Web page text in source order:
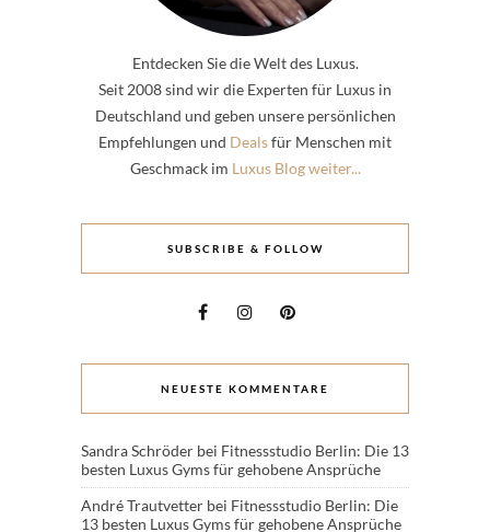
Entdecken Sie die Welt des Luxus.
Seit 2008 sind wir die Experten für Luxus in
Deutschland und geben unsere persönlichen
Empfehlungen und Dealsfür Menschen mit
Geschmack im Luxus Blog weiter...
SUBSCRIBE & FOLLOW
NEUESTE KOMMENTARE
Sandra Schröder bei Fitnessstudio Berlin: Die 13
besten Luxus Gyms für gehobene Ansprüche
André Trautvetter bei Fitnessstudio Berlin: Die
13 besten Luxus Gyms für gehobene Ansprüche